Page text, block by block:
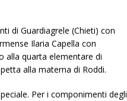
di Guardiagrele (Chieti) con
Ilaria Capella con
alla quarta elementare di
alla materna di Roddi.
Per i componimenti degli